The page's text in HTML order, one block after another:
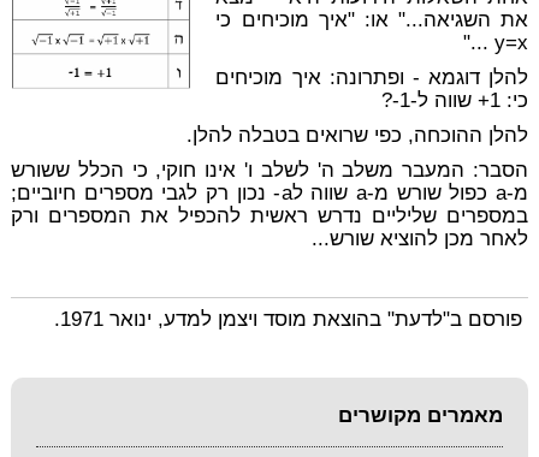
את השגיאה..." או: "איך מוכיחים כי
y=x ..."
להלן דוגמא - ופתרונה: איך מוכיחים
כי: 1+ שווה ל-1-?
להלן ההוכחה, כפי שרואים בטבלה להלן.
הסבר: המעבר משלב ה' לשלב ו' אינו חוקי, כי הכלל ששורש
מ-a כפול שורש מ-a שווה לa- נכון רק לגבי מספרים חיוביים;
במספרים שליליים נדרש ראשית להכפיל את המספרים ורק
לאחר מכן להוציא שורש...
פורסם ב"לדעת" בהוצאת מוסד ויצמן למדע, ינואר 1971.
מאמרים מקושרים